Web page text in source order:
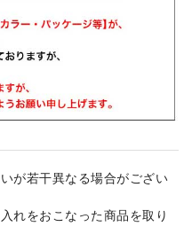
が若干異なる場合がござい
れをおこなった商品を取り